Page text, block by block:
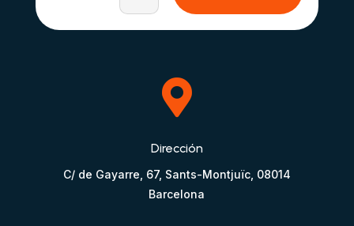

Dirección
C/ de Gayarre, 67, Sants-Montjuïc, 08014
Barcelona